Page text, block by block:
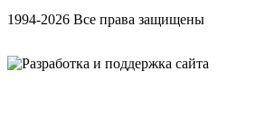
1994-2026 Все права защищены